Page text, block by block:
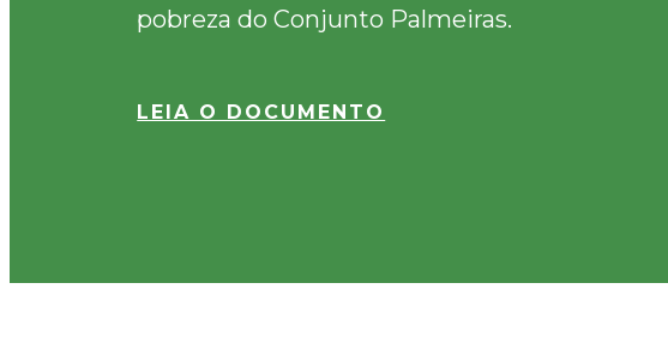
pobreza do Conjunto Palmeiras.
LEIA O DOCUMENTO